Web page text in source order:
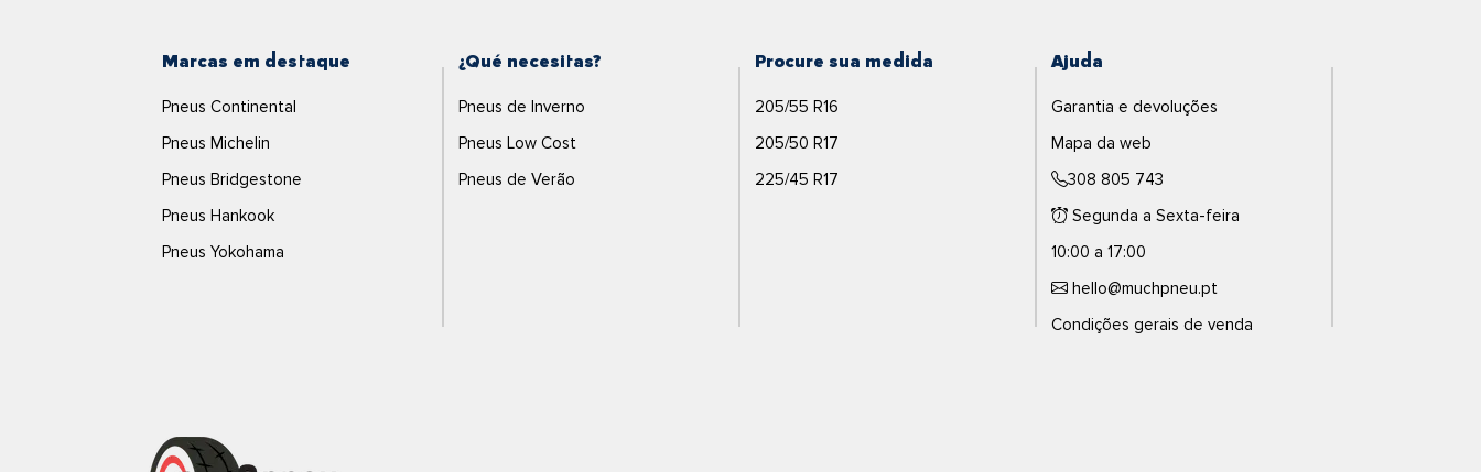
Marcas em destaque
Pneus Continental
Pneus Michelin
Pneus Bridgestone
Pneus Hankook
Pneus Yokohama
¿Qué necesitas?
Pneus de Inverno
Pneus Low Cost
Pneus de Verão
Procure sua medida
205/55 R16
205/50 R17
225/45 R17
Ajuda
Garantia e devoluções
Mapa da web
308 805 743
Segunda a Sexta-feira
10:00 a 17:00
hello@muchpneu.pt
Condições gerais de venda